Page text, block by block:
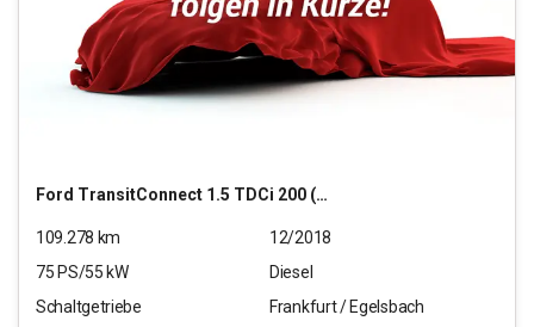
Ford TransitConnect 1.5 TDCi 200 (L1)
109.278 km
12/2018
75 PS/55 kW
Diesel
Schaltgetriebe
Frankfurt / Egelsbach